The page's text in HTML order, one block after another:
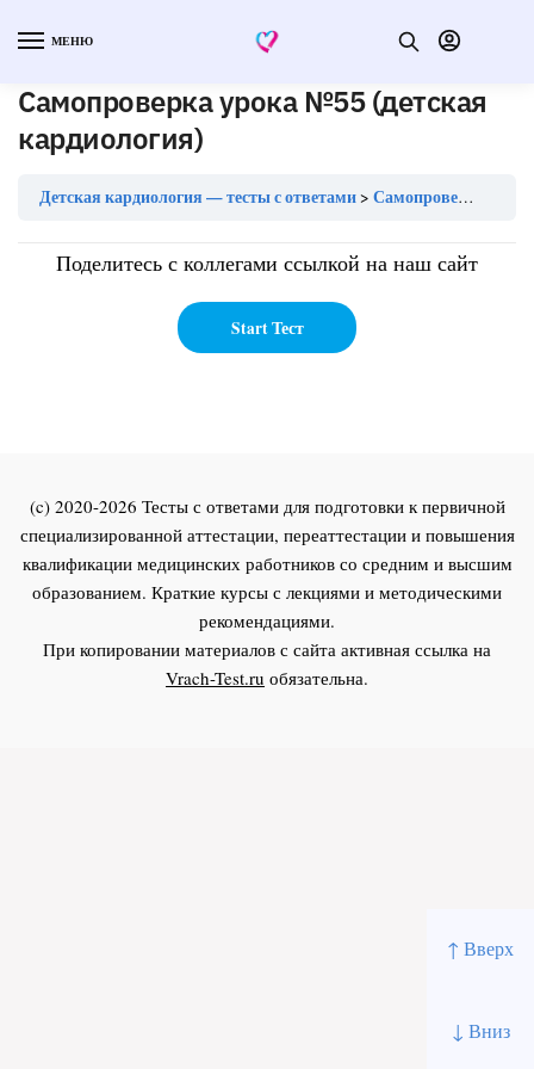
↑ Вверх
↓ Вниз
МЕНЮ
Самопроверка урока №55 (детская
кардиология)
Детская кардиология — тесты с ответами Самопроверка урока №55 (детская кардиология)
Поделитесь с коллегами ссылкой на наш сайт
(c) 2020-2026 Тесты с ответами для подготовки к первичной
специализированной аттестации, переаттестации и повышения
квалификации медицинских работников со средним и высшим
образованием. Краткие курсы с лекциями и методическими
рекомендациями.
При копировании материалов с сайта активная ссылка на
Vrach-Test.ru обязательна.